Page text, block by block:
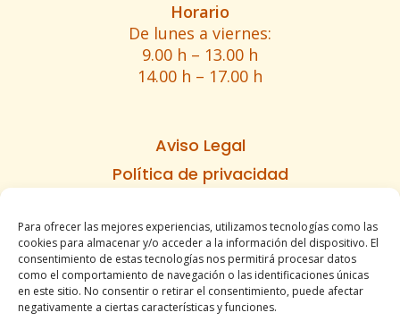
Para ofrecer las mejores experiencias, utilizamos tecnologías como las
cookies para almacenar y/o acceder a la información del dispositivo. El
consentimiento de estas tecnologías nos permitirá procesar datos
como el comportamiento de navegación o las identificaciones únicas
en este sitio. No consentir o retirar el consentimiento, puede afectar
negativamente a ciertas características y funciones.
Horario
De lunes a viernes:
9.00 h – 13.00 h
14.00 h – 17.00 h
Aviso Legal
Política de privacidad
Informe de accesibilidad
Condiciones de venta
Mapa del sitio